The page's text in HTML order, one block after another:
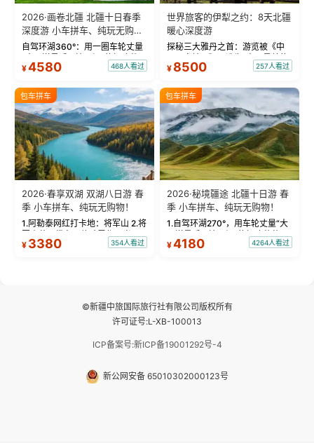
2026·画卷北疆 北疆十日春季
深度游 小车拼车、纯玩无购
物！
自驾环湖360°：用一圈车轮丈量
“大西洋最后一滴眼泪”的极致蔚
蓝。 赛湖旅拍：甄选多款风格服
绝美瞬间。 赛湖坦克300跟车视
频：专业摄影师...
¥4580 468人看过
世界旅客的伊犁之约：8天北疆
暖心深度游
探秘三大雅丹之首：游览被《中
国国家地理》评选为“中国最美的
三大雅丹”第一名的克拉玛依魔鬼
瓦人最大村落——禾木村，欣赏
晨雾与小木...
¥ 8500 257人看过
包车拼车
2026·春享双湖 双湖八日游 春
季 小车拼车、纯玩无购物！
1.阿勒泰网红打卡地：将军山 2.将
军山落日缆车，体验雪都风光 3.
将军山，夕阳派对，蹦迪party 4.
¥ 3380 354人看过
包车拼车
2026·秘境疆途 北疆十日游 春
季 小车拼车、纯玩无购物！
1.自驾环湖270°，用车轮丈量“大
西洋最后一滴眼泪”的极致蔚蓝，
让雪山、花海与深邃湖水在转弯
¥4180 4264人看过
©新疆中旅国际旅行社有限公司版权所有
许可证号:L-XB-100013
ICP备案号:新ICP备19001292号-4
新公网安备 65010302000123号